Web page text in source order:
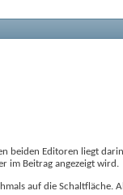
beiden Editoren liegt
im Beitrag angezeigt wird.
auf die Schaltfläche.